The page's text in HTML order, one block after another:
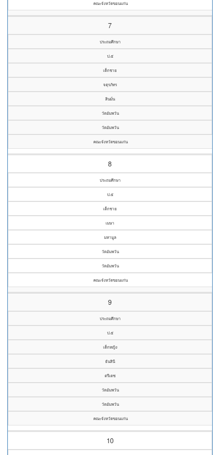
คณะจังหวัดขอนแก่น
7
ประถมศึกษา
ป.๕
เด็กชาย
จตุรภัทร
สินมั่น
วัดอัมพวัน
วัดอัมพวัน
คณะจังหวัดขอนแก่น
8
ประถมศึกษา
ป.๕
เด็กชาย
เมษา
มหามูล
วัดอัมพวัน
วัดอัมพวัน
คณะจังหวัดขอนแก่น
9
ประถมศึกษา
ป.๕
เด็กหญิง
ธันสินี
ตรีเดช
วัดอัมพวัน
วัดอัมพวัน
คณะจังหวัดขอนแก่น
10